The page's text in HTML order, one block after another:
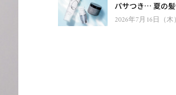
パサつき… 夏の
消するヘアケアア
2026年7月16日（木